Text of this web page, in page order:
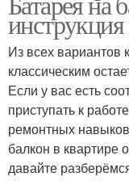
Из всех вариантов
классическим
Если у вас есть
приступать к
ремонтных
балкон в квартире
давайте